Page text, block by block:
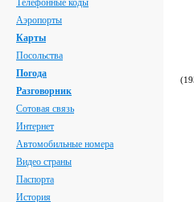
Телефонные коды
Аэропорты
Карты
Посольства
Погода
Разговорник
Сотовая связь
Интернет
Автомобильные номера
Видео страны
Паспорта
История